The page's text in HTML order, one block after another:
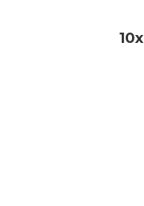
10x